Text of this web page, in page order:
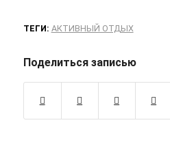
ТЕГИ: АКТИВНЫЙ ОТДЫХ
Поделиться записью